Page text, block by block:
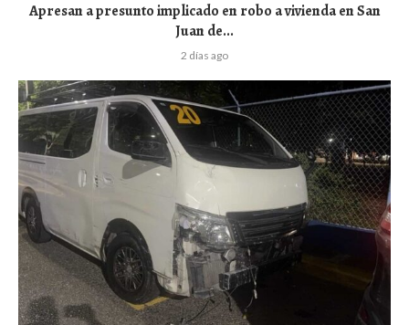
Apresan a presunto implicado en robo a vivienda en San
Juan de...
2 días ago